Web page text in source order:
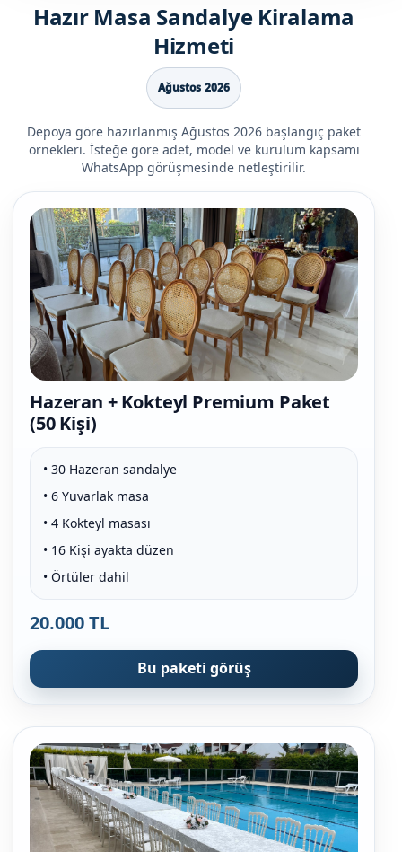
Hazır Masa Sandalye Kiralama
Hizmeti
Ağustos 2026
Depoya göre hazırlanmış Ağustos 2026 başlangıç paket
örnekleri. İsteğe göre adet, model ve kurulum kapsamı
WhatsApp görüşmesinde netleştirilir.
Hazeran + Kokteyl Premium Paket
(50 Kişi)
• 30 Hazeran sandalye
• 6 Yuvarlak masa
• 4 Kokteyl masası
• 16 Kişi ayakta düzen
• Örtüler dahil
20.000 TL
Bu paketi görüş